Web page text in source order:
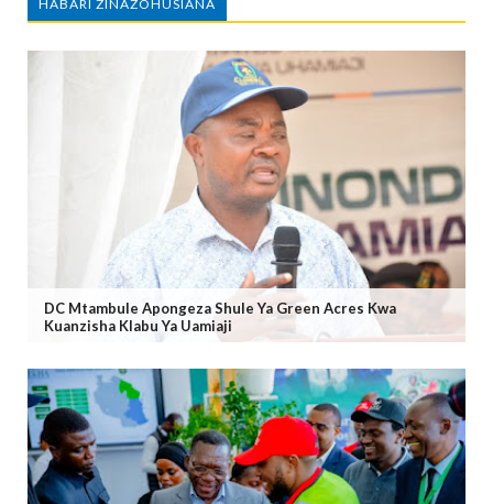
HABARI ZINAZOHUSIANA
DC Mtambule Apongeza Shule Ya Green Acres Kwa
Kuanzisha Klabu Ya Uamiaji